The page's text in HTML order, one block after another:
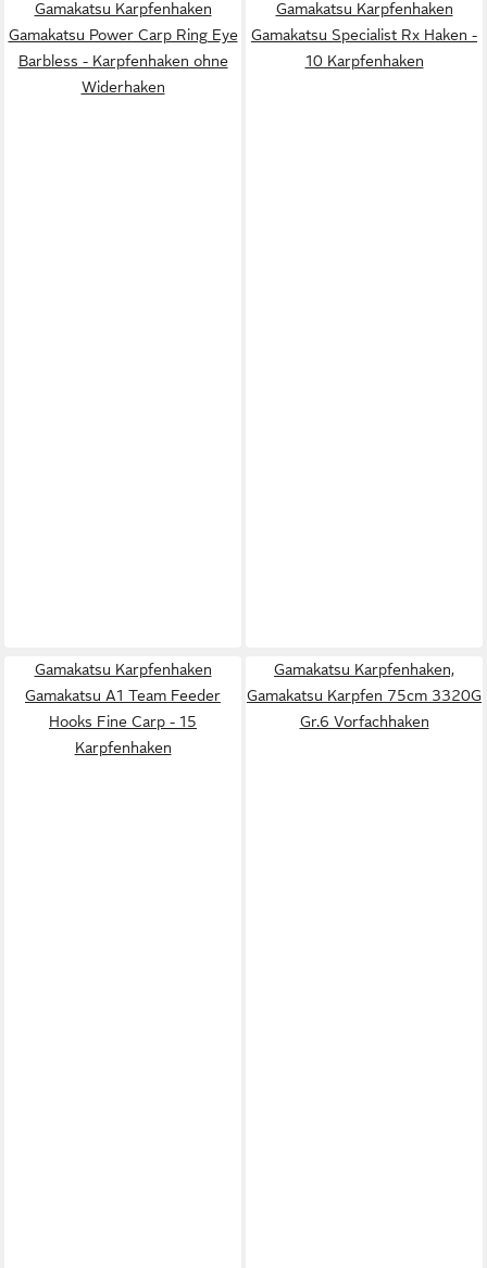
Gamakatsu Karpfenhaken
Gamakatsu Power Carp Ring Eye
Barbless - Karpfenhaken ohne
Widerhaken
Gamakatsu Karpfenhaken
Gamakatsu Specialist Rx Haken -
10 Karpfenhaken
Gamakatsu Karpfenhaken
Gamakatsu A1 Team Feeder
Hooks Fine Carp - 15
Karpfenhaken
Gamakatsu Karpfenhaken,
Gamakatsu Karpfen 75cm 3320G
Gr.6 Vorfachhaken